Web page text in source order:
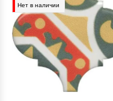
Нет в наличии